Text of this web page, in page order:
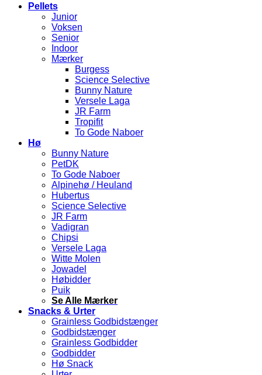
Pellets
Junior
Voksen
Senior
Indoor
Mærker
Burgess
Science Selective
Bunny Nature
Versele Laga
JR Farm
Tropifit
To Gode Naboer
Hø
Bunny Nature
PetDK
To Gode Naboer
Alpinehø / Heuland
Hubertus
Science Selective
JR Farm
Vadigran
Chipsi
Versele Laga
Witte Molen
Jowadel
Høbidder
Puik
Se Alle Mærker
Snacks & Urter
Grainless Godbidstænger
Godbidstænger
Grainless Godbidder
Godbidder
Hø Snack